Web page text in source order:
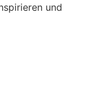
und